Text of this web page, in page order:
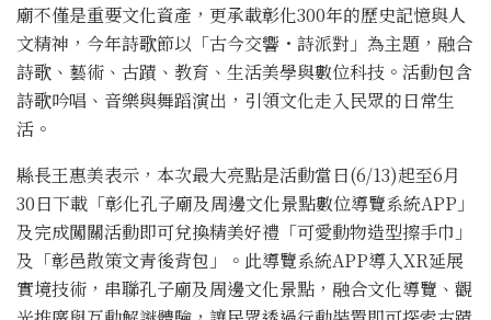
廟不僅是重要文化資產，更承載彰化300年的歷史記憶與人
文精神，今年詩歌節以「古今交響・詩派對」為主題，融合
詩歌、藝術、古蹟、教育、生活美學與數位科技。活動包含
詩歌吟唱、音樂與舞蹈演出，引領文化走入民眾的日常生
活。
縣長王惠美表示，本次最大亮點是活動當日(6/13)起至6月
30日下載「彰化孔子廟及周邊文化景點數位導覽系統APP」
及完成闖關活動即可兌換精美好禮「可愛動物造型擦手巾」
及「彰邑散策文青後背包」。此導覽系統APP導入XR延展
實境技術，串聯孔子廟及周邊文化景點，融合文化導覽、觀